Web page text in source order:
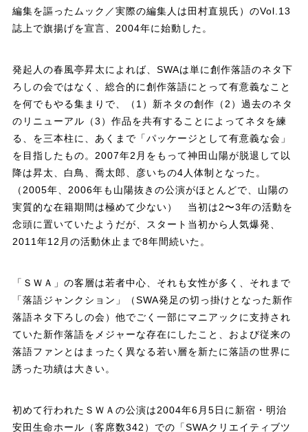
編集を謳ったムック／実際の編集人は田村直規氏）のVol.13
誌上で旗揚げを宣言、2004年に始動した。
発起人の春風亭昇太によれば、SWAは単に創作落語のネタ下
ろしの会ではなく、総合的に創作落語にとって有意義なこと
を何でもやる集まりで、（1）新ネタの創作（2）過去のネタ
のリニューアル（3）作品を共有することによってネタを練
る、を三本柱に、あくまで「パッケージとして有意義な会」
を目指したもの。2007年2月をもって神田山陽が脱退して以
降は昇太、白鳥、喬太郎、彦いちの4人体制となった。
（2005年、2006年も山陽抜きの公演がほとんどで、山陽の
実質的な在籍期間は極めて少ない） 当初は2〜3年の活動を
念頭に置いていたようだが、スタート当初から人気爆発、
2011年12月の活動休止まで8年間続いた。
「ＳＷＡ」の客層は若者中心、それも女性が多く、それまで
「落語ジャンクション」（SWA発足の切っ掛けとなった新作
落語ネタ下ろしの会）他でごく一部にマニアックに支持され
ていた新作落語をメジャーな存在にしたこと、および従来の
落語ファンとはまったく異なる若い層を新たに落語の世界に
誘った功績は大きい。
初めて行われたＳＷＡの公演は2004年6月5日に新宿・明治
安田生命ホール（客席数342）での「SWAクリエイティブツ